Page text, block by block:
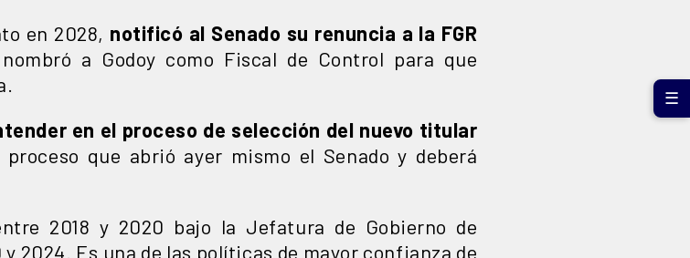
en 2028, notificó al Senado su renuncia a la FGR
a Godoy como Fiscal de Control para que
en el proceso de selección del nuevo titular
que abrió ayer mismo el Senado y deberá
2018 y 2020 bajo la Jefatura de Gobierno de
2024. Es una de las políticas de mayor confianza de
☰